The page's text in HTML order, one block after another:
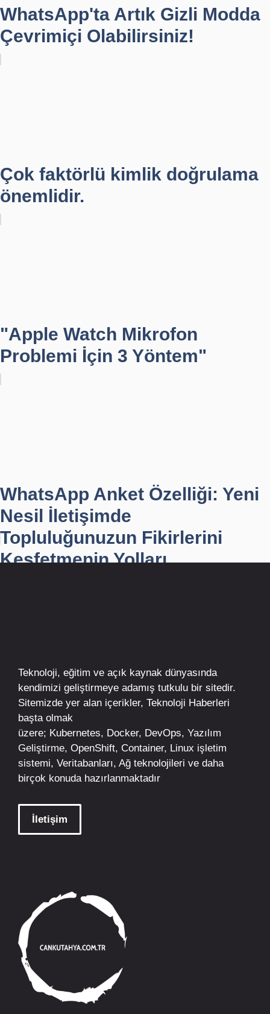
WhatsApp'ta Artık Gizli Modda
Çevrimiçi Olabilirsiniz!
Çok faktörlü kimlik doğrulama
önemlidir.
"Apple Watch Mikrofon
Problemi İçin 3 Yöntem"
WhatsApp Anket Özelliği: Yeni
Nesil İletişimde
Topluluğunuzun Fikirlerini
Keşfetmenin Yolları
Teknoloji, eğitim ve açık kaynak dünyasında
kendimizi geliştirmeye adamış tutkulu bir sitedir.
Sitemizde yer alan içerikler, Teknoloji Haberleri
başta olmak
üzere; Kubernetes, Docker, DevOps, Yazılım
Geliştirme, OpenShift, Container, Linux işletim
sistemi, Veritabanları, Ağ teknolojileri ve daha
birçok konuda hazırlanmaktadır
İletişim